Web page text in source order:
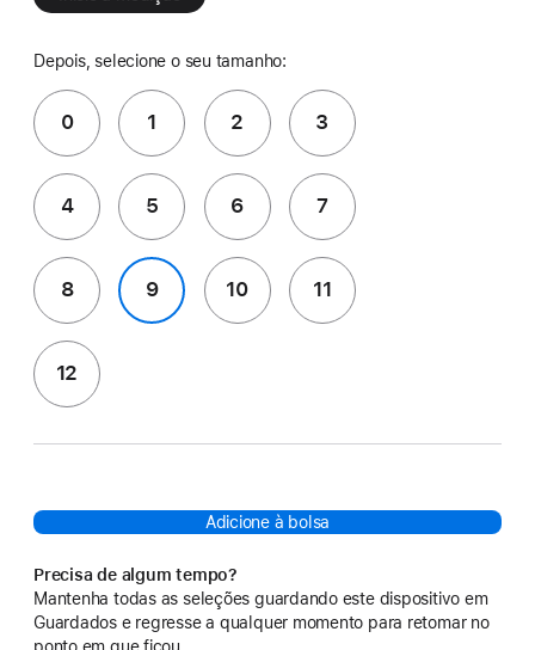
Depois, selecione o seu tamanho:
0 1 2 3
4 5 6 7
8 9 10 11
12
Adicione à bolsa
Precisa de algum tempo?
Mantenha todas as seleções guardando este dispositivo em
Guardados e regresse a qualquer momento para retomar no
ponto em que ficou.